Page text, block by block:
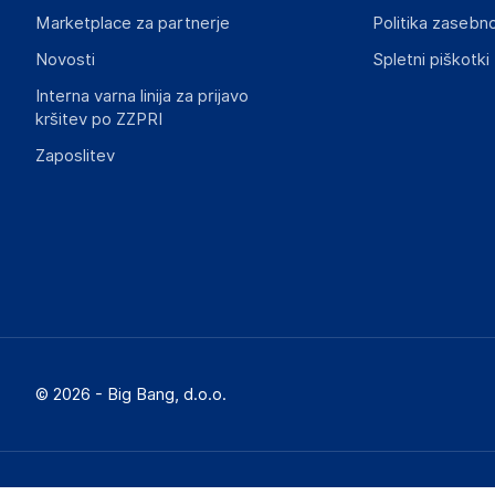
Marketplace za partnerje
Novosti
Interna varna linija za prijavo
kršitev po ZZPRI
Zaposlitev
Politika
Spletni piškotki
© 2026 - Big Bang, d.o.o.